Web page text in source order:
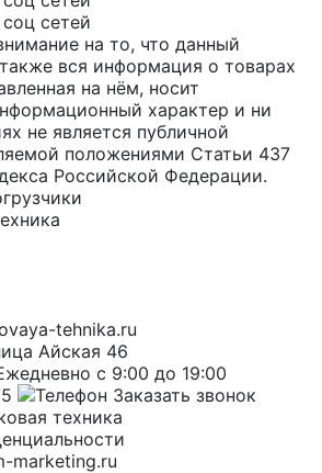
на то, что данный
вся информация о товарах
на нём, носит
характер и ни
не является публичной
положениями Статьи 437
Российской Федерации.
tehnika.ru
Айская 46
с 9:00 до 19:00
Заказать звонок
техника
marketing.ru